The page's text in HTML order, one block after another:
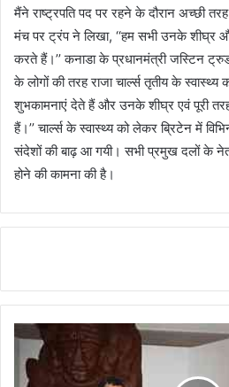
मैंने राष्ट्रपति पद पर रहने के दौरान अच्छी
मंच पर ट्रंप ने लिखा, ‘‘हम सभी उनके शीघ्र
करते हैं।’’ कनाडा के प्रधानमंत्री जस्टिन
के लोगों की तरह राजा चार्ल्स तृतीय के
शुभकामनाएं देते हैं और उनके शीघ्र एवं पूरी
हैं।’’ चार्ल्स के स्वास्थ्य को लेकर ब्रिटेन में
संदेशों की बाढ़ आ गयी। सभी प्रमुख दलों के
होने की कामना की है।